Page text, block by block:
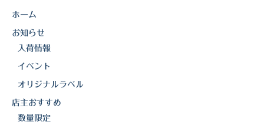
宮田本店
さつま無双
三和酒造
ホーム
お知らせ
入荷情報
イベント
オリジナルラベル
店主おすすめ
数量限定